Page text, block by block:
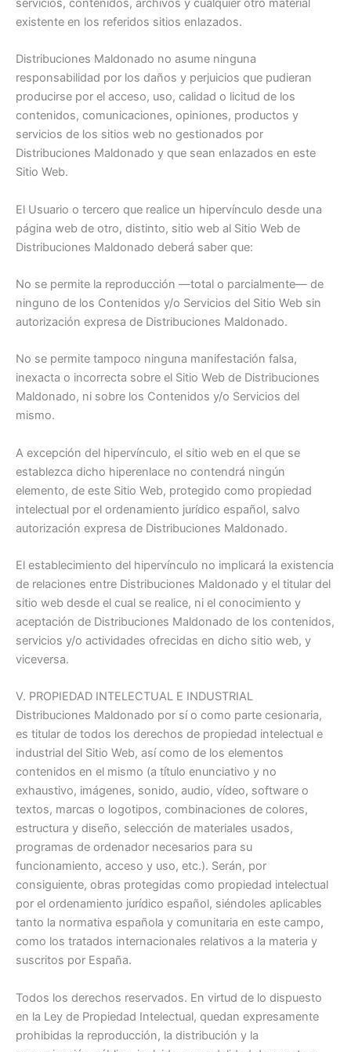
servicios, contenidos, archivos y cualquier otro material
existente en los referidos sitios enlazados.
Distribuciones Maldonado no asume ninguna
responsabilidad por los daños y perjuicios que pudieran
producirse por el acceso, uso, calidad o licitud de los
contenidos, comunicaciones, opiniones, productos y
servicios de los sitios web no gestionados por
Distribuciones Maldonado y que sean enlazados en este
Sitio Web.
El Usuario o tercero que realice un hipervínculo desde una
página web de otro, distinto, sitio web al Sitio Web de
Distribuciones Maldonado deberá saber que:
No se permite la reproducción —total o parcialmente— de
ninguno de los Contenidos y/o Servicios del Sitio Web sin
autorización expresa de Distribuciones Maldonado.
No se permite tampoco ninguna manifestación falsa,
inexacta o incorrecta sobre el Sitio Web de Distribuciones
Maldonado, ni sobre los Contenidos y/o Servicios del
mismo.
A excepción del hipervínculo, el sitio web en el que se
establezca dicho hiperenlace no contendrá ningún
elemento, de este Sitio Web, protegido como propiedad
intelectual por el ordenamiento jurídico español, salvo
autorización expresa de Distribuciones Maldonado.
El establecimiento del hipervínculo no implicará la existencia
de relaciones entre Distribuciones Maldonado y el titular del
sitio web desde el cual se realice, ni el conocimiento y
aceptación de Distribuciones Maldonado de los contenidos,
servicios y/o actividades ofrecidas en dicho sitio web, y
viceversa.
V. PROPIEDAD INTELECTUAL E INDUSTRIAL
Distribuciones Maldonado por sí o como parte cesionaria,
es titular de todos los derechos de propiedad intelectual e
industrial del Sitio Web, así como de los elementos
contenidos en el mismo (a título enunciativo y no
exhaustivo, imágenes, sonido, audio, vídeo, software o
textos, marcas o logotipos, combinaciones de colores,
estructura y diseño, selección de materiales usados,
programas de ordenador necesarios para su
funcionamiento, acceso y uso, etc.). Serán, por
consiguiente, obras protegidas como propiedad intelectual
por el ordenamiento jurídico español, siéndoles aplicables
tanto la normativa española y comunitaria en este campo,
como los tratados internacionales relativos a la materia y
suscritos por España.
Todos los derechos reservados. En virtud de lo dispuesto
en la Ley de Propiedad Intelectual, quedan expresamente
prohibidas la reproducción, la distribución y la